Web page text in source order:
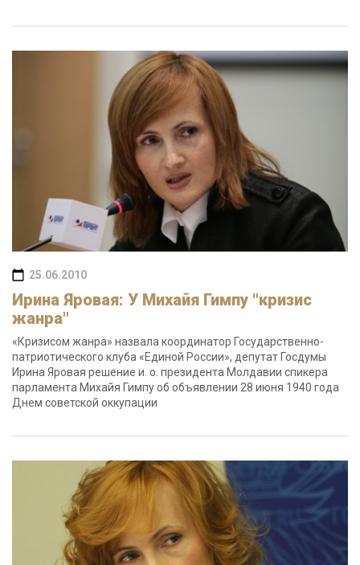
25.06.2010
Ирина Яровая: У Михайя Гимпу "кризис
жанра"
«Кризисом жанра» назвала координатор Государственно-
патриотического клуба «Единой России», депутат Госдумы
Ирина Яровая решение и. о. президента Молдавии спикера
парламента Михайя Гимпу об объявлении 28 июня 1940 года
Днем советской оккупации